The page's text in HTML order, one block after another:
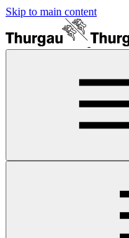
Skip to main content